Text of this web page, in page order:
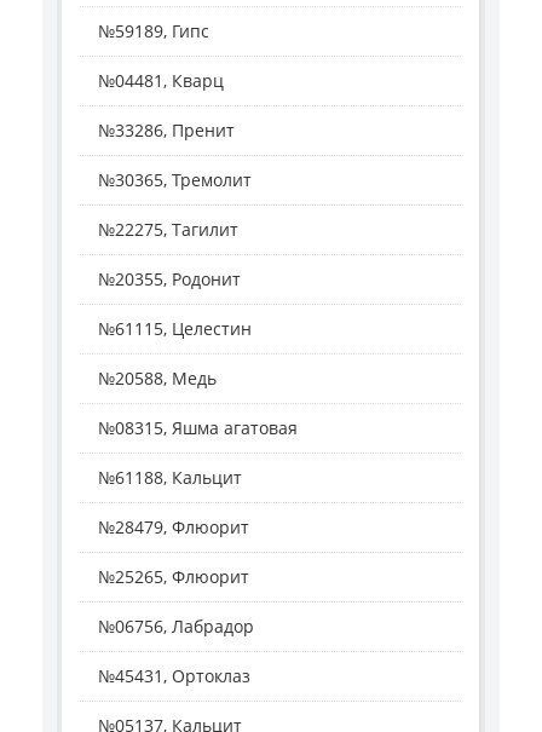
№59189, Гипс
№04481, Кварц
№33286, Пренит
№30365, Тремолит
№22275, Тагилит
№20355, Родонит
№61115, Целестин
№20588, Медь
№08315, Яшма агатовая
№61188, Кальцит
№28479, Флюорит
№25265, Флюорит
№06756, Лабрадор
№45431, Ортоклаз
№05137, Кальцит